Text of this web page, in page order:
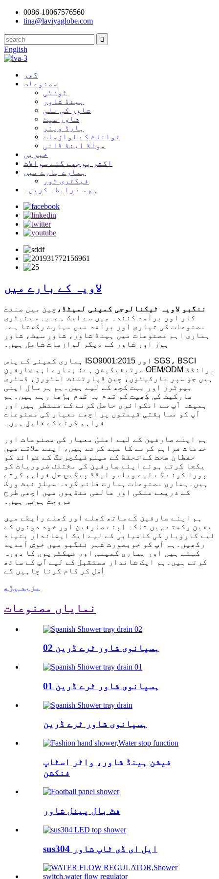
0086-18067576560
tina@laviyaglobe.com
English
گھر
مصنوعات
ٹونٹی
ہینڈ شاور
شاور کی نلی
شاور سیٹ
ہارڈ ویئر
ٹوائلٹ کے لوازمات
مولڈ اینڈ ڈائی
خبریں
اکثر پوچھے گئے سوالات
ہمارے بارے میں
فیکٹری ٹور
ہم سے رابطہ کریں۔
لاویہ کے بارے میں
ننگبو لاویہ ٹیکنالوجی کمپنی لمیٹڈ، چین میں صنعت
کار اور برآمد کنندہ میں سے ایک ہے۔یہ سینیٹری
مصنوعات کی تیاری اور برآمد میں مہارت رکھتا ہے۔
ہماری اہم مصنوعات میں ہینڈ شاور، شاور سیٹ، شاور
ہوز اور شاور کے دیگر لوازمات شامل ہیں۔
ہماری کمپنی کے پاس ISO9001:2015 اور SGS، BSCI
سرٹیفیکیشن ہے؛ ہمارے اہم صارفین OEM/ODM برانڈڈ
ہیں جو سپر مارکیٹوں، چین ڈپارٹمنٹ اسٹورز، ڈسٹری
بیوٹرز اور بہت کچھ کے لیے ہیں۔ہم ہر سال اپنی
مارکیٹ کی کھپت کو قدم بہ قدم بڑھا رہے ہیں۔ہم
ہمیشہ آپ سے انکوائری حاصل کرنے کے منتظر ہیں اور
آپ کو مسابقتی قیمتوں پر اچھے معیار کی مصنوعات
فراہم کرنے کے قابل ہیں۔
ہم اپنے صارفین کے لیے اعلیٰ معیار کی مصنوعات اور
خدمات فراہم کرنے کا عہد کرتے ہیں، اپنے علاقے میں
حفظان صحت کے تحفظ کے مینوفیکچرنگ کے فوائد کو
یکجا کرتے ہوئے اپنے صارفین کی مختلف ضروریات کو
پورا کرنے کے لیے ویلیو ایڈڈ پیکیج حل فراہم کرتے
ہیں۔ہماری مصنوعات ہمارے قائم کردہ سیلز نیٹ ورک
کے ذریعے ملکی اور عالمی منڈیوں میں اچھی طرح
فروخت ہوتی ہیں۔
ہم اپنے صارفین کے ساتھ کھلے اور کھلے رابطے میں
یقین رکھتے ہیں تاکہ اپنے صارفین اور خود دونوں کے
لیے کاروبار کی کامیابی کے لیے ایک ایماندار بنیاد
رکھیں۔ہم آپ کو خوبصورت شہر ننگبو میں خوش آمدید
کہتے ہیں اور ہماری کمپنی اور فیکٹریوں کا دورہ
کرتے ہیں۔ہم ایک شاندار مستقبل کے لیے آپ کے ساتھ
مل کر کام کرنا چاہیں گے!
مزید پڑھ
نمایاں مصنوعات
ہسپانوی شاور ٹرے ڈرین 02
ہسپانوی شاور ٹرے ڈرین 01
ہسپانوی شاور ٹرے ڈرین
فیشن ہینڈ شاور، واٹر اسٹاپ
فنکشن
فٹ بال پینل شاور
sus304 ایل ای ڈی ٹاپ شاور